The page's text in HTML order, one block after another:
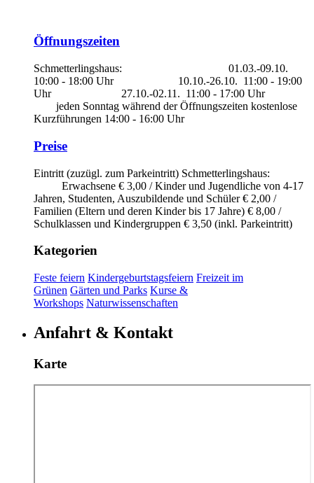
Öffnungszeiten
Schmetterlingshaus: 01.03.-09.10.
10:00 - 18:00 Uhr 10.10.-26.10. 11:00 - 19:00
Uhr 27.10.-02.11. 11:00 - 17:00 Uhr
jeden Sonntag während der Öffnungszeiten kostenlose
Kurzführungen 14:00 - 16:00 Uhr
Preise
Eintritt (zuzügl. zum Parkeintritt) Schmetterlingshaus:
Erwachsene € 3,00 / Kinder und Jugendliche von 4-17
Jahren, Studenten, Auszubildende und Schüler € 2,00 /
Familien (Eltern und deren Kinder bis 17 Jahre) € 8,00 /
Schulklassen und Kindergruppen € 3,50 (inkl. Parkeintritt)
Kategorien
Feste feiern Kindergeburtstagsfeiern Freizeit im
Grünen Gärten und Parks Kurse &
Workshops Naturwissenschaften
Anfahrt & Kontakt
Karte